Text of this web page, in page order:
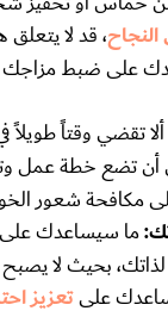
، قد لا يتعلق
على ضبط مزاجك
تقضي وقتاً طويلاً
أن تضع خطة عمل
مكافحة شعور
ما سيساعدك على
بحيث لا يصبح
علىتعزيز